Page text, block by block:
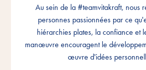
Au sein de la #teamvitakraft, nous
personnes passionnées par ce
hiérarchies plates, la confiance et
manœuvre encouragent le
œuvre d'idées
Au sein de la #teamvitakraft, nous
personnes passionnées par ce
hiérarchies plates, la confiance et
manœuvre encouragent le
œuvre d'idées
Au sein de la #teamvitakraft, nous
personnes passionnées par ce
hiérarchies plates, la confiance et
manœuvre encouragent le
œuvre d'idées